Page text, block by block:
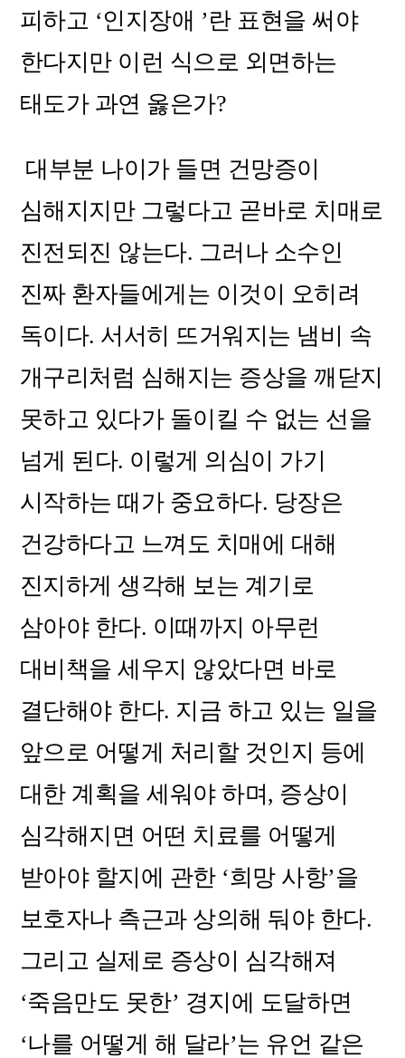
피하고 ‘인지장애 ’란 표현을 써야
한다지만 이런 식으로 외면하는
태도가 과연 옳은가?
대부분 나이가 들면 건망증이
심해지지만 그렇다고 곧바로 치매로
진전되진 않는다. 그러나 소수인
진짜 환자들에게는 이것이 오히려
독이다. 서서히 뜨거워지는 냄비 속
개구리처럼 심해지는 증상을 깨닫지
못하고 있다가 돌이킬 수 없는 선을
넘게 된다. 이렇게 의심이 가기
시작하는 때가 중요하다. 당장은
건강하다고 느껴도 치매에 대해
진지하게 생각해 보는 계기로
삼아야 한다. 이때까지 아무런
대비책을 세우지 않았다면 바로
결단해야 한다. 지금 하고 있는 일을
앞으로 어떻게 처리할 것인지 등에
대한 계획을 세워야 하며, 증상이
심각해지면 어떤 치료를 어떻게
받아야 할지에 관한 ‘희망 사항’을
보호자나 측근과 상의해 둬야 한다.
그리고 실제로 증상이 심각해져
‘죽음만도 못한’ 경지에 도달하면
‘나를 어떻게 해 달라’는 유언 같은